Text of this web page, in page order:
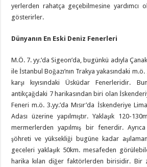
yerlerden rahatça geçebilmesine yardımcı
gösterirler.
Dünyanın En Eski Deniz Fenerleri
M.Ö. 7. yy.’da Sigeon’da, bugünkü adıyla
ile İstanbul Boğazı’nın Trakya yakasındaki
karşı kıyısındaki Üsküdar Fenerleridir.
antikçağdaki 7 harikasından biri olan
Feneri m.ö. 3.yy.’da Mısır’da İskenderiye
Adası üzerine yapılmıştır. Yaklaşık 120-
mermerlerden yapılmış bir fenerdir.
şöhreti ve yüksekliği bugüne kadar
geceleri yaklaşık 50km. mesafeden
harika kılan diğer faktörlerden birisidir. Bir